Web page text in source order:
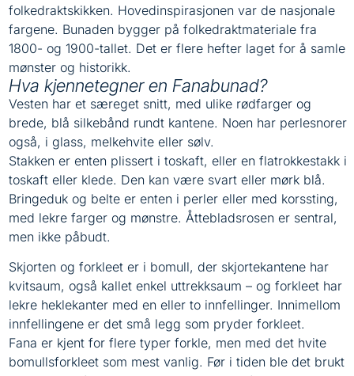
folkedraktskikken. Hovedinspirasjonen var de nasjonale
fargene. Bunaden bygger på folkedraktmateriale fra
1800- og 1900-tallet. Det er flere hefter laget for å samle
mønster og historikk.
Hva kjennetegner en Fanabunad?
Vesten har et særeget snitt, med ulike rødfarger og
brede, blå silkebånd rundt kantene. Noen har perlesnorer
også, i glass, melkehvite eller sølv.
Stakken er enten plissert i toskaft, eller en flatrokkestakk i
toskaft eller klede. Den kan være svart eller mørk blå.
Bringeduk og belte er enten i perler eller med korssting,
med lekre farger og mønstre. Åttebladsrosen er sentral,
men ikke påbudt.
Skjorten og forkleet er i bomull, der skjortekantene har
kvitsaum, også kallet enkel uttrekksaum – og forkleet har
lekre heklekanter med en eller to innfellinger. Innimellom
innfellingene er det små legg som pryder forkleet.
Fana er kjent for flere typer forkle, men med det hvite
bomullsforkleet som mest vanlig. Før i tiden ble det brukt